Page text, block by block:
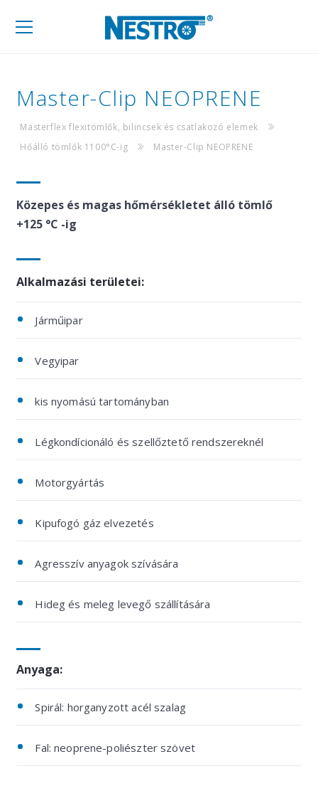
Mobil
Master-Clip NEOPRENE
Masterflex flexitömlők, bilincsek és csatlakozó elemek
Hőálló tömlők 1100°C-ig
Master-Clip NEOPRENE
Közepes és magas hőmérsékletet álló tömlő
+125 °C -ig
Alkalmazási területei:
Járműipar
Vegyipar
kis nyomású tartományban
Légkondícionáló és szellőztető rendszereknél
Motorgyártás
Kipufogó gáz elvezetés
Agresszív anyagok szívására
Hideg és meleg levegő szállítására
Anyaga:
Spirál: horganyzott acél szalag
Fal: neoprene-poliészter szövet